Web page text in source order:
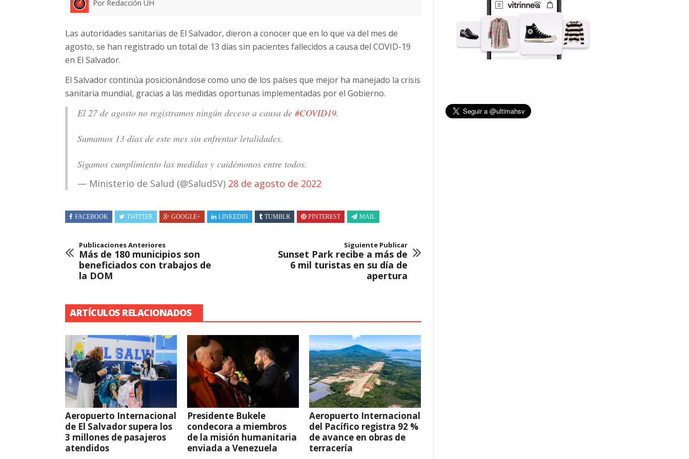
Por Redacción UH
Las autoridades sanitarias de El Salvador, dieron a conocer que en lo que va del mes de
agosto, se han registrado un total de 13 días sin pacientes fallecidos a causa del COVID-19
en El Salvador.
El Salvador continúa posicionándose como uno de los países que mejor ha manejado la crisis
sanitaria mundial, gracias a las medidas oportunas implementadas por el Gobierno.
El 27 de agosto no registramos ningún deceso a causa de #COVID19.
Sumamos 13 días de este mes sin enfrentar letalidades.
Sigamos cumplimiento las medidas y cuidémonos entre todos.
— Ministerio de Salud (@SaludSV) 28 de agosto de 2022
FACEBOOK TWITTER GOOGLE+ LINKEDIN TUMBLR PINTEREST MAIL
Publicaciones Anteriores
Más de 180 municipios son
beneficiados con trabajos de
la DOM
Siguiente Publicar
Sunset Park recibe a más de
6 mil turistas en su día de
apertura
ARTÍCULOS RELACIONADOS
Aeropuerto Internacional
de El Salvador supera los
3 millones de pasajeros
atendidos
Presidente Bukele
condecora a miembros
de la misión humanitaria
enviada a Venezuela
Aeropuerto Internacional
del Pacífico registra 92 %
de avance en obras de
terracería